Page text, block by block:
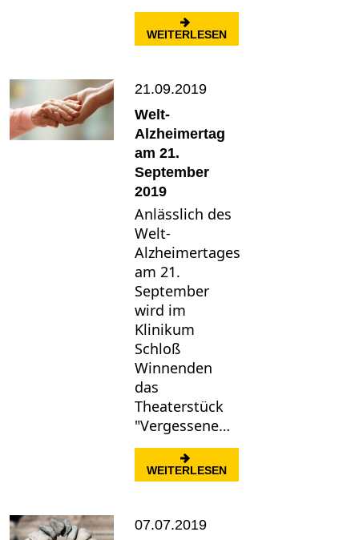
WEITERLESEN: KLINIKUM SCHLOSS
21.09.2019
Welt-
Alzheimertag
am 21.
September
2019
Anlässlich des
Welt-
Alzheimertages
am 21.
September
wird im
Klinikum
Schloß
Winnenden
das
Theaterstück
"Vergessene…
WEITERLESEN: WELT-
07.07.2019